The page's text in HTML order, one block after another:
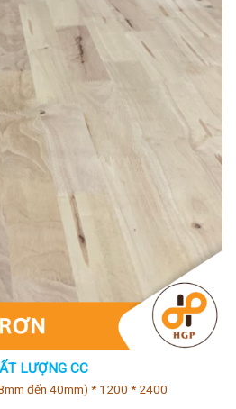
LƯỢNG CC
đến 40mm) * 1200 * 2400